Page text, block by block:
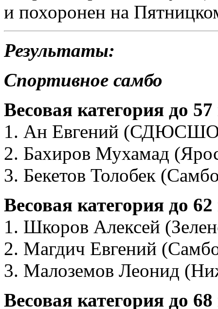
и похоронен на
Результаты:
Спортивное самбо
Весовая категория до 57
1. Ан Евгений
2. Бахиров Мухамад
3. Бекетов Толобек
Весовая категория до 62
1. Шкоров Алексей
2. Магдич Евгений
3. Малоземов Леонид
Весовая категория до 68